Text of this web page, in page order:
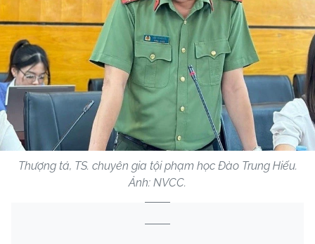
Thượng tá, TS. chuyên gia tội phạm học Đào Trung Hiếu.
Ảnh: NVCC.